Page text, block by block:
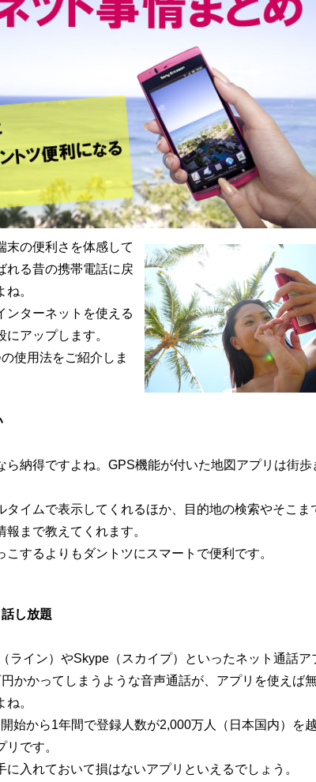
末の便利さを体感して
れる昔の携帯電話に戻
。
ンターネットを使える
アップします。
使用法をご紹介しま
ら納得ですよね。GPS機能が付いた地図アプリは街歩
タイムで表示してくれるほか、目的地の検索やそこま
まで教えてくれます。
するよりもダントツにスマートで便利です。
し放題
ライン）やSkype（スカイプ）といったネット通話ア
かかってしまうような音声通話が、アプリを使えば
。
始から1年間で登録人数が2,000万人（日本国内）を
です。
入れておいて損はないアプリといえるでしょう。